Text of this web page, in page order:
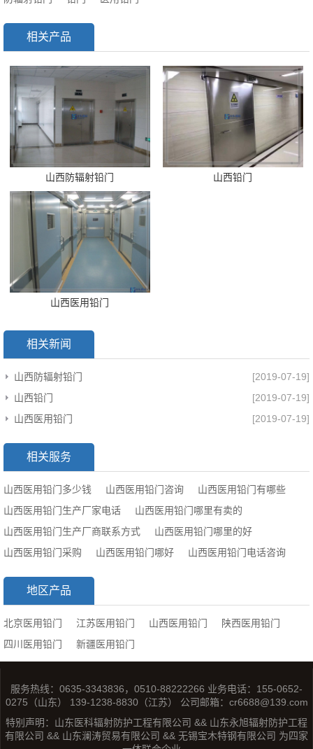
相关产品
山西防辐射铅门 山西铅门
山西医用铅门
相关新闻
山西防辐射铅门
[2019-07-19]
山西铅门
[2019-07-19]
山西医用铅门
[2019-07-19]
相关服务
山西医用铅门多少钱 山西医用铅门咨询
山西医用铅门有哪些
山西医用铅门生产厂家电话
山西医用铅门哪里有卖的
山西医用铅门生产厂商联系方式
山西医用铅门哪里的好
山西医用铅门采购
山西医用铅门哪好 山西医用铅门电话咨询
地区产品
北京医用铅门 江苏医用铅门 山西医用铅门
陕西医用铅门
四川医用铅门
新疆医用铅门
服务热线：0635-3343836，0510-88222266 业务电话：155-0652-
0275（山东） 139-1238-8830（江苏） 公司邮箱：cr6688@139.com
特别声明：山东医科辐射防护工程有限公司 && 山东永旭辐射防护工程
有限公司 && 山东澜涛贸易有限公司 && 无锡宝木特钢有限公司 为四家